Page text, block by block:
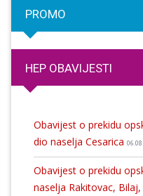
PROMO
HEP OBAVIJESTI
Obavijest o prekidu
dio naselja Cesarica
Obavijest o prekidu
naselja Rakitovac,